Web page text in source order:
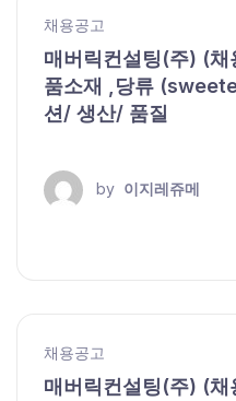
채용공고
매버릭컨설팅(주) (
품소재 ,당류
션/ 생산/ 품질
by 이지레쥬메
채용공고
매버릭컨설팅(주) (